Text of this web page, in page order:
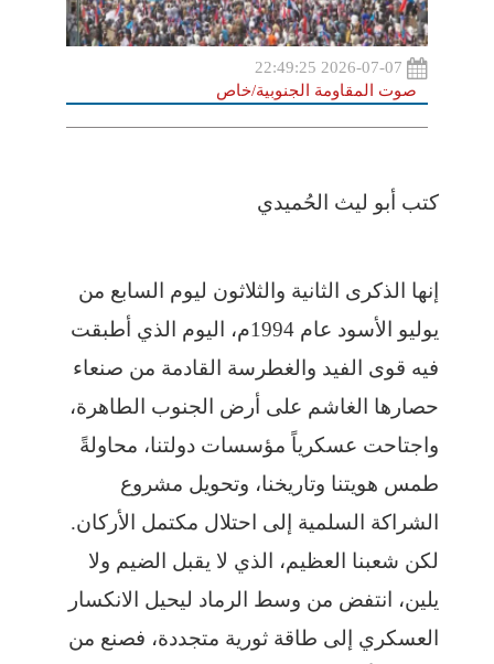
صوت المقاومة الجنوبية/خاص
كتب أبو ليث الحُميدي
إنها الذكرى الثانية والثلاثون ليوم السابع من
يوليو الأسود عام 1994م، اليوم الذي أطبقت
فيه قوى الفيد والغطرسة القادمة من صنعاء
حصارها الغاشم على أرض الجنوب الطاهرة،
واجتاحت عسكرياً مؤسسات دولتنا، محاولةً
طمس هويتنا وتاريخنا، وتحويل مشروع
الشراكة السلمية إلى احتلال مكتمل الأركان.
لكن شعبنا العظيم، الذي لا يقبل الضيم ولا
يلين، انتفض من وسط الرماد ليحيل الانكسار
العسكري إلى طاقة ثورية متجددة، فصنع من